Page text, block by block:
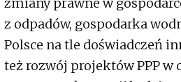
z odpadów, gospodarka
Polsce na tle doświadczeń
też rozwój projektów PPP w